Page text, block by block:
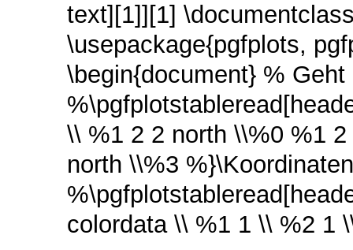
text][1]][1]
\usepackage{pgfplots,
\begin{document} %
\\ %1 2 2 north \\%0 %1
north \\%3
colordata \\ %1 1 \\ %2 1